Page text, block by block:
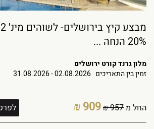
20% הנחה ...
מלון גרנד קורט ירושלים
זמין בין התאריכים 02.08.2026 - 31.08.2026
החל מ 957 ₪
909 ₪